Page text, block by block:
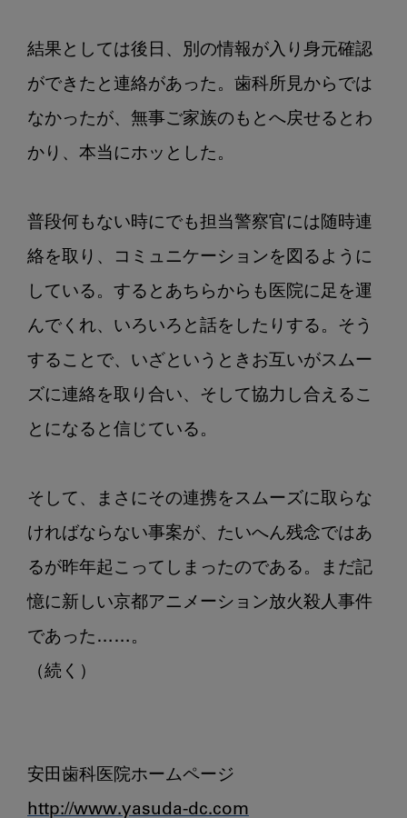
結果としては後日、別の情報が入り身元確認
ができたと連絡があった。歯科所見からでは
なかったが、無事ご家族のもとへ戻せるとわ
かり、本当にホッとした。
普段何もない時にでも担当警察官には随時連
絡を取り、コミュニケーションを図るように
している。するとあちらからも医院に足を運
んでくれ、いろいろと話をしたりする。そう
することで、いざというときお互いがスムー
ズに連絡を取り合い、そして協力し合えるこ
とになると信じている。
そして、まさにその連携をスムーズに取らな
ければならない事案が、たいへん残念ではあ
るが昨年起こってしまったのである。まだ記
憶に新しい京都アニメーション放火殺人事件
であった……。
（続く）
http://www.yasuda-dc.com